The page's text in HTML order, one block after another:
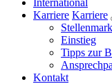
International
Karriere Karriere
Einstieg
Tipps zur
Kontakt